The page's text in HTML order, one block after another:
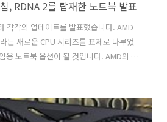
, RDNA 2를 탑재한 노트북 발표
각각의 업데이트를 발표했습니다. AMD
는 새로운 CPU 시리즈를 표제로 다루었
용 노트북 옵션이 될 것입니다. AMD의 계
5000 모바일 프로세서가 2021년 최고
대신 CPU 고정 장치로 자리매김하기 위해
다. 이러한 드문 현상은 AMD 칩이 장착된